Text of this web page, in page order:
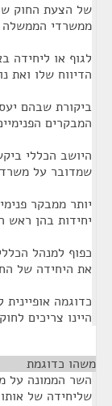
של הצעת החוק
ממשרדי הממשלה
לגוף או ליחידה
הדיווח שלו ואת
ביקורת שבהם
המבקרים
היושב הכללי
שמדובר על
יותר ממבקר
יחידות בהן ראש
כפוף למנהל
את היחידה של
כדוגמה
היינו צריכים
משהו כדוגמת
השר הממונה על
שליחידה של אותו